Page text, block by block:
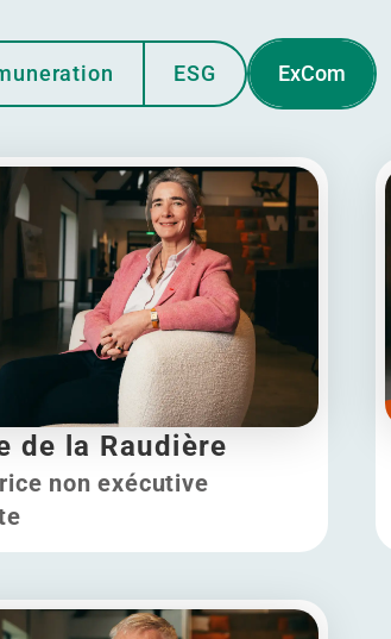
ESG ExCom
de la Raudière
non exécutive
Raudière